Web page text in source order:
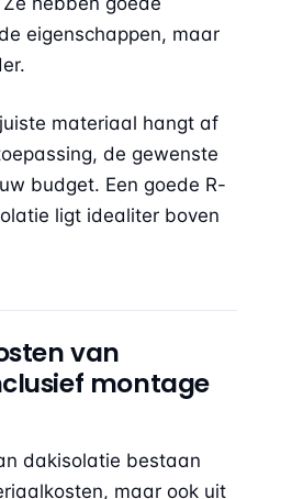
eigenschappen, maar
materiaal hangt af
de gewenste
budget. Een goede R-
ligt idealiter boven
van
montage
dakisolatie bestaan
maar ook uit